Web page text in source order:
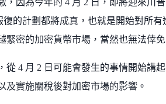
，因為今年的 4 月 2 日，即將迎來川
的計劃都將成真，也就是開始對所
緊密的加密貨幣市場，當然也無法倖免
從 4 月 2 日可能會發生的事情開始講
及實施關稅後對加密市場的影響。